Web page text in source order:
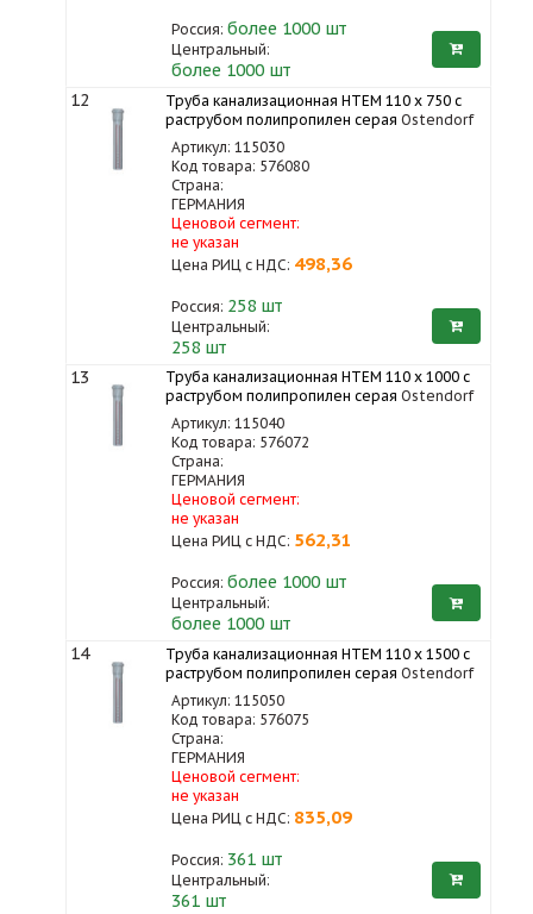
Россия: более 1000 шт
Центральный:
более 1000 шт
12
Труба канализационная HTEM 110 x 750 с
раструбом полипропилен серая Ostendorf
Артикул: 115030
Код товара: 576080
Страна:
ГЕРМАНИЯ
Ценовой сегмент:
не указан
Цена РИЦ с НДС: 498,36
Россия: 258 шт
Центральный:
258 шт
13
Труба канализационная HTEM 110 x 1000 с
раструбом полипропилен серая Ostendorf
Артикул: 115040
Код товара: 576072
Страна:
ГЕРМАНИЯ
Ценовой сегмент:
не указан
Цена РИЦ с НДС: 562,31
Россия: более 1000 шт
Центральный:
более 1000 шт
14
Труба канализационная HTEM 110 x 1500 с
раструбом полипропилен серая Ostendorf
Артикул: 115050
Код товара: 576075
Страна:
ГЕРМАНИЯ
Ценовой сегмент:
не указан
Цена РИЦ с НДС: 835,09
Россия: 361 шт
Центральный:
361 шт